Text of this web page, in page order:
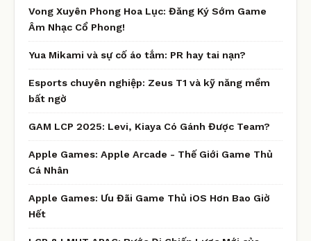
Vong Xuyên Phong Hoa Lục: Đăng Ký Sớm Game
Âm Nhạc Cổ Phong!
Yua Mikami và sự cố áo tắm: PR hay tai nạn?
Esports chuyên nghiệp: Zeus T1 và kỹ năng mềm
bất ngờ
GAM LCP 2025: Levi, Kiaya Có Gánh Được Team?
Apple Games: Apple Arcade - Thế Giới Game Thủ
Cá Nhân
Apple Games: Ưu Đãi Game Thủ iOS Hơn Bao Giờ
Hết